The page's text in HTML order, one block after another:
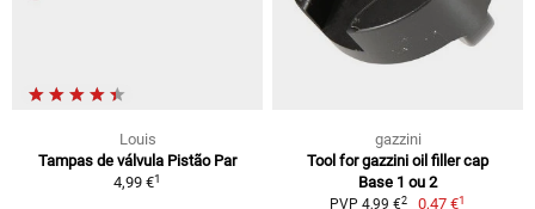
Louis
Tampas de válvula Pistão Par
4,99 €1
gazzini
Tool for gazzini oil filler cap
Base 1 ou 2
PVP 4,99 €2 0,47 €1